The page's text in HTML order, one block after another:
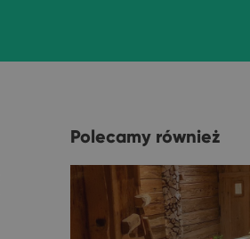
Polecamy również